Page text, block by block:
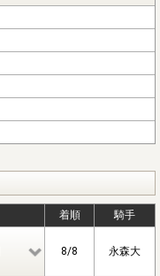
着順
騎手
8/8 永森大